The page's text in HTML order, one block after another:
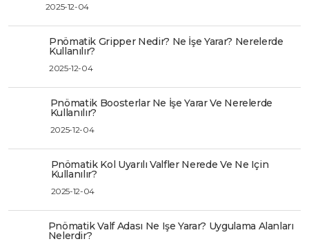
2025-12-04
Pnömatik Gripper Nedir? Ne İşe Yarar? Nerelerde
Kullanılır?
2025-12-04
Pnömatik Boosterlar Ne İşe Yarar Ve Nerelerde
Kullanılır?
2025-12-04
Pnömatik Kol Uyarılı Valfler Nerede Ve Ne Için
Kullanılır?
2025-12-04
Pnömatik Valf Adası Ne Işe Yarar? Uygulama Alanları
Nelerdir?